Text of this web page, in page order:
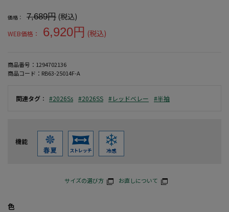
価格： 7,689円 (税込)
WEB価格： 6,920円 (税込)
商品番号： 1294702136
商品コード： RB63-25014F-A
関連タグ ： #2026Ss #2026SS #レッドベレー #半袖
機能
サイズの選び方 お直しについて
色